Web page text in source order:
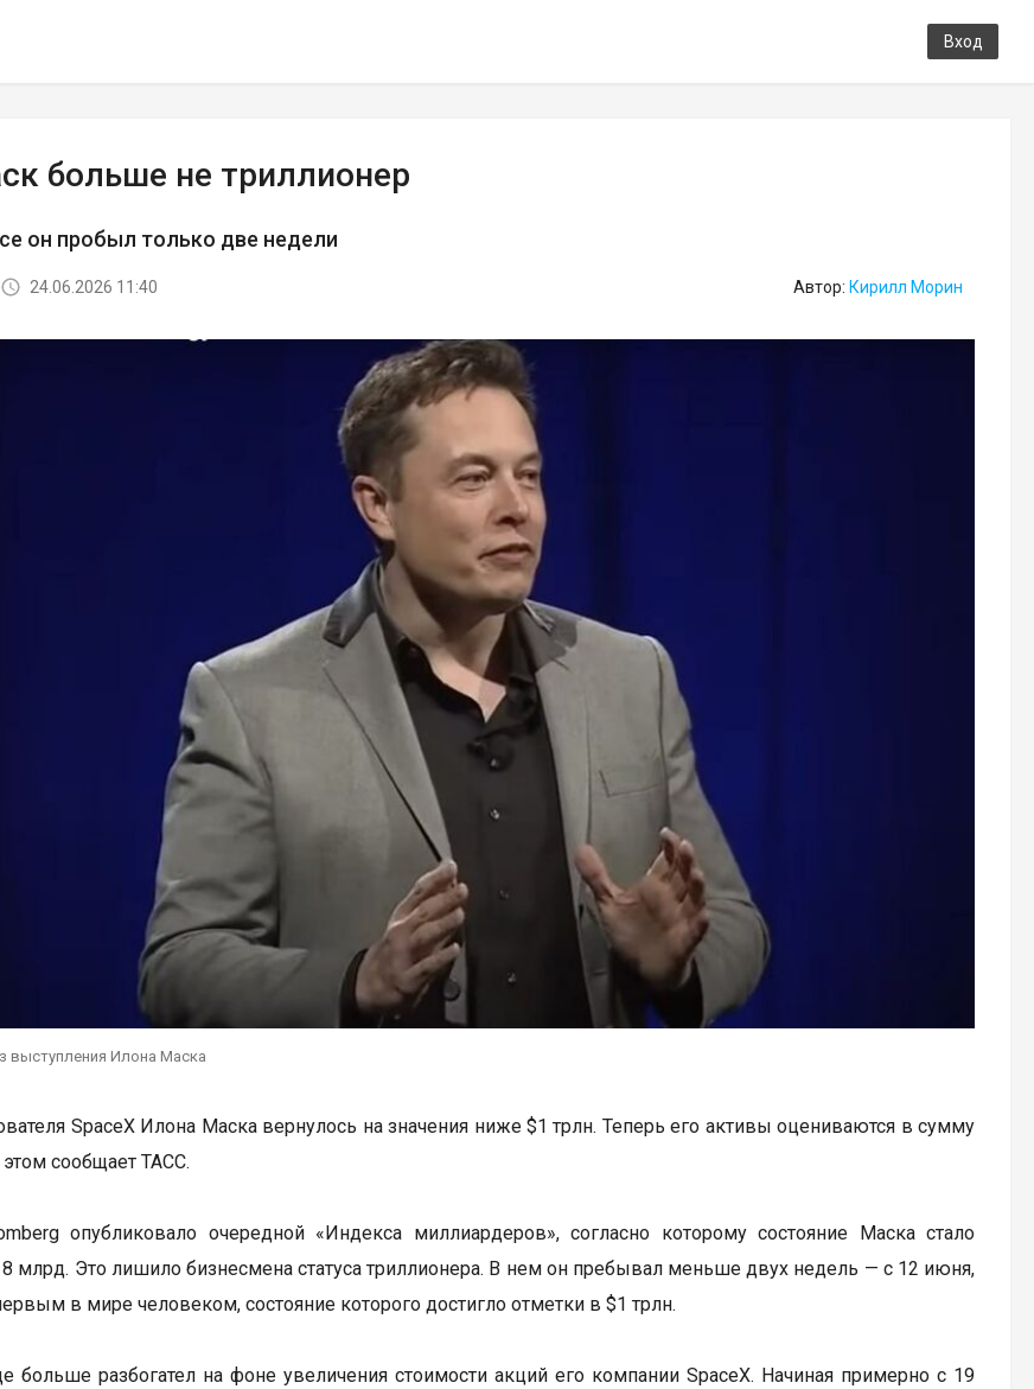
Вход
больше не триллионер
он пробыл только две недели
24.06.2026 11:40 Автор: Кирилл Морин
выступления Илона Маска
SpaceX Илона Маска вернулось на значения ниже $1 трлн. Теперь его активы оцениваются в сумму
сообщает ТАСС.
опубликовало очередной «Индекса миллиардеров», согласно которому состояние Маска стало
млрд. Это лишило бизнесмена статуса триллионера. В нем он пребывал меньше двух недель — с 12 июня,
в мире человеком, состояние которого достигло отметки в $1 трлн.
больше разбогател на фоне увеличения стоимости акций его компании SpaceX. Начиная примерно с 19